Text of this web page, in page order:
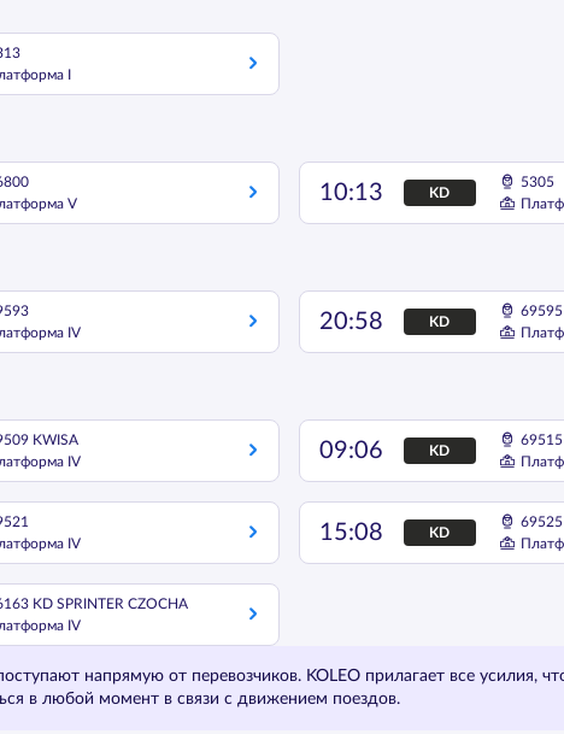
I
V
10:13 KD
5305
IV
20:58 KD
69595
KWISA
IV
09:06 KD
69515
IV
15:08 KD
69525
KD SPRINTER CZOCHA
IV
напрямую от перевозчиков. KOLEO прилагает все
в любой момент в связи с движением поездов.